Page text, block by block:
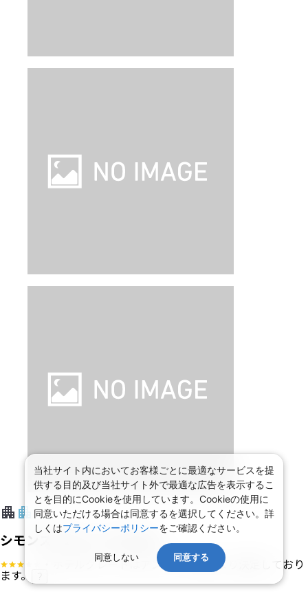
シモンズ ブティック ホテル
・ホテルグレードはアンケート等により決定しており
ます。
当社サイト内においてお客様ごとに最適なサービスを提
供する目的及び当社サイト外で最適な広告を表示するこ
とを目的にCookieを使用しています。Cookieの使用に
同意いただける場合は同意するを選択してください。詳
しくはプライバシーポリシーをご確認ください。
同意しない 同意する